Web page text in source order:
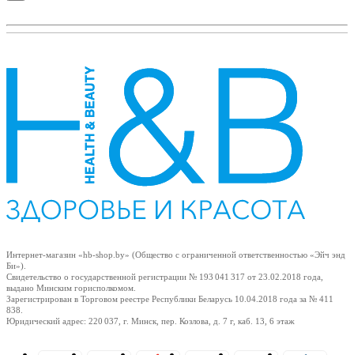
Интернет-магазин «hb-shop.by» (Общество с ограниченной ответственностью «Эйч энд
Би»).
Свидетельство о государственной регистрации № 193 041 317 от 23.02.2018 года,
выдано Минским горисполкомом.
Зарегистрирован в Торговом реестре Республики Беларусь 10.04.2018 года за № 411
838.
Юридический адрес: 220 037, г. Минск, пер. Козлова, д. 7 г, каб. 13, 6 этаж